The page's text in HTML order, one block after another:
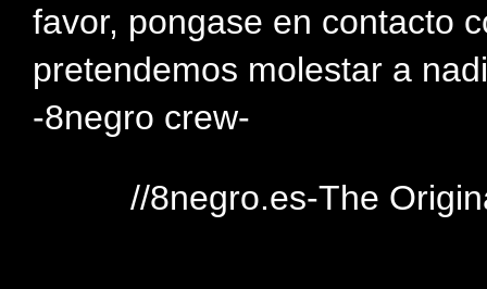
favor, pongase en contacto
pretendemos molestar a
-8negro crew-
//8negro.es-The